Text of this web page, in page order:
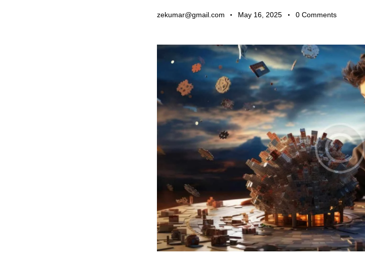
zekumar@gmail.com May 16, 2025 0 Comments